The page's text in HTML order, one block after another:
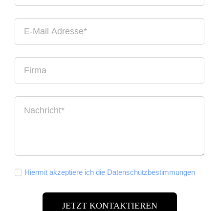
Hiermit akzeptiere ich die Datenschutzbestimmungen
JETZT KONTAKTIEREN